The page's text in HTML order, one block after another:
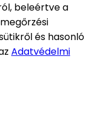
beleértve a
és hasonló
Adatvédelmi